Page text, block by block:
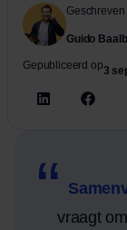
Guido
Gepubliceerd op3
vraagt